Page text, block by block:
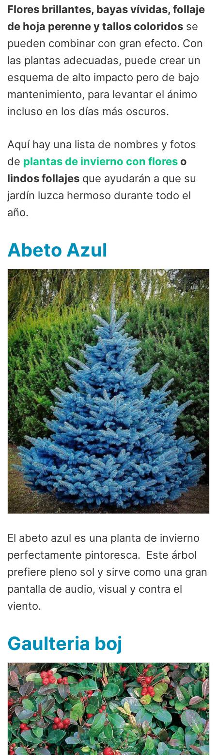
Flores brillantes, bayas vívidas, follaje
de hoja perenne y tallos coloridos se
pueden combinar con gran efecto. Con
las plantas adecuadas, puede crear un
esquema de alto impacto pero de bajo
mantenimiento, para levantar el ánimo
incluso en los días más oscuros.
Aquí hay una lista de nombres y fotos
de plantas de invierno con flores o
lindos follajes que ayudarán a que su
jardín luzca hermoso durante todo el
año.
Abeto Azul
El abeto azul es una planta de invierno
perfectamente pintoresca. Este árbol
prefiere pleno sol y sirve como una gran
pantalla de audio, visual y contra el
viento.
Gaulteria boj